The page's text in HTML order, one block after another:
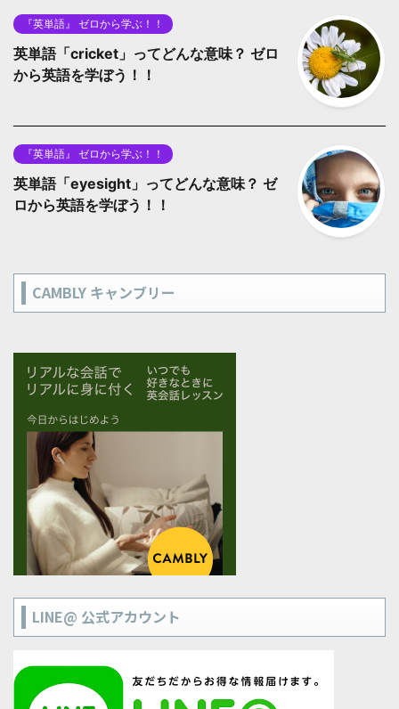
『英単語』 ゼロから学ぶ！！
英単語「cricket」ってどんな意味？ ゼロ
から英語を学ぼう！！
『英単語』 ゼロから学ぶ！！
英単語「eyesight」ってどんな意味？ ゼ
ロから英語を学ぼう！！
CAMBLY キャンブリー
LINE@ 公式アカウント